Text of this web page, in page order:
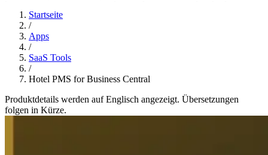
Startseite
/
Apps
/
SaaS Tools
/
Hotel PMS for Business Central
Produktdetails werden auf Englisch angezeigt. Übersetzungen
folgen in Kürze.